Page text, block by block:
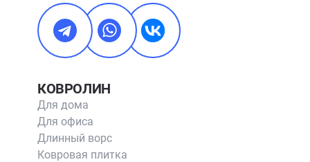
КОВРОЛИН
Для дома
Для офиса
Длинный ворс
Ковровая плитка